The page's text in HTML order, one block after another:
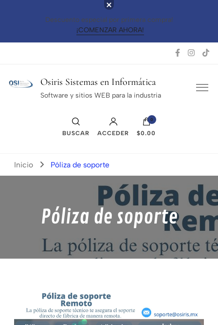
Descuento especial por primera compra!
¡COMENZAR AHORA!
Osiris Sistemas en Informática
Software y sitios WEB para la industria
BUSCAR ACCEDER
0
$0.00
Inicio Póliza de soporte
Póliza de soporte